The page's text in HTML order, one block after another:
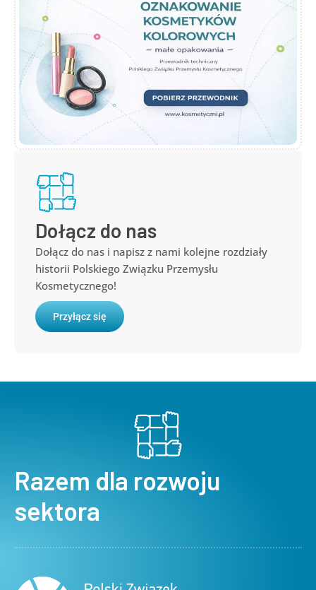
Dołącz do nas
Dołącz do nas i napisz z nami kolejne rozdziały
historii Polskiego Związku Przemysłu
Kosmetycznego!
Przyłącz się
Razem dla rozwoju
sektora